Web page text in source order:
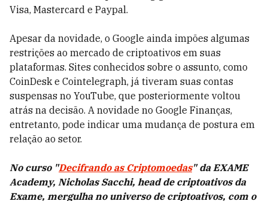
Visa, Mastercard e Paypal.
Apesar da novidade, o Google ainda impões algumas
restrições ao mercado de criptoativos em suas
plataformas. Sites conhecidos sobre o assunto, como
CoinDesk e Cointelegraph, já tiveram suas contas
suspensas no YouTube, que posteriormente voltou
atrás na decisão. A novidade no Google Finanças,
entretanto, pode indicar uma mudança de postura em
relação ao setor.
No curso "Decifrando as Criptomoedas" da EXAME
Academy, Nicholas Sacchi, head de criptoativos da
Exame, mergulha no universo de criptoativos, com o